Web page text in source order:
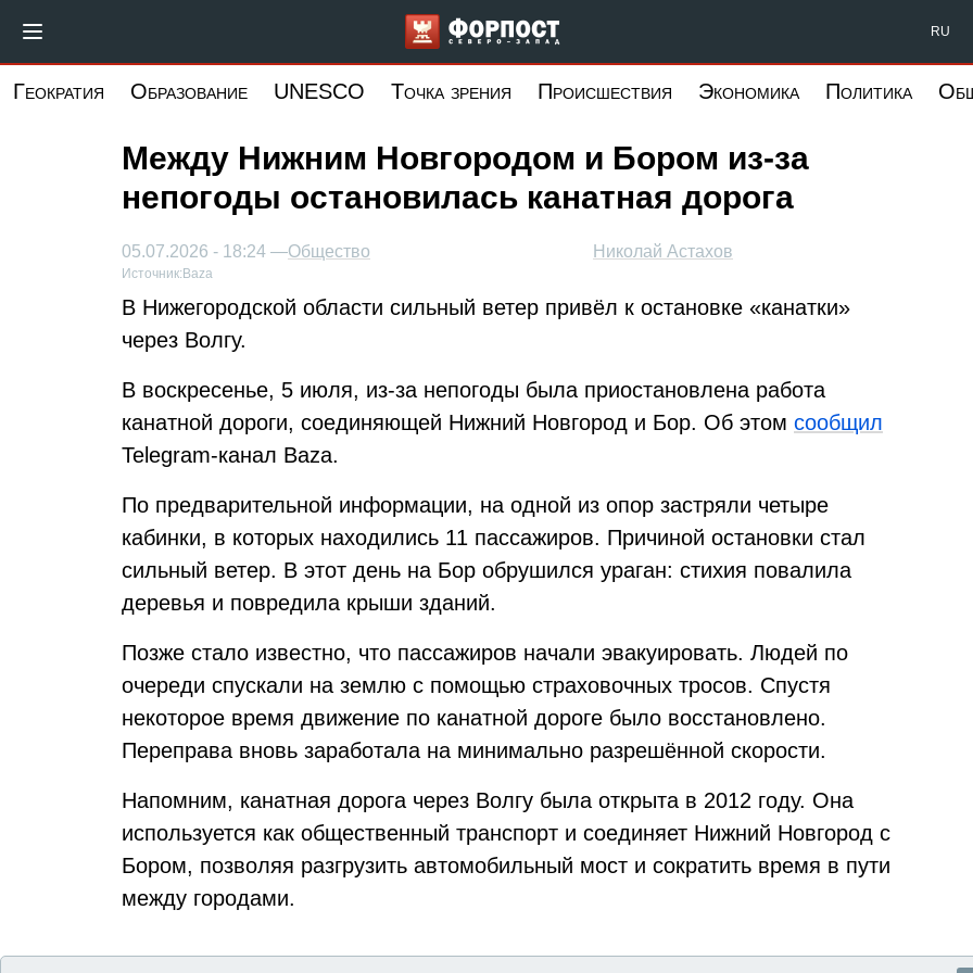
основному
Форпост Северо-Запад RU
Геократия Образование UNESCO Точка зрения Происшествия Экономика Политика
Между Нижним Новгородом и Бором из-за
непогоды остановилась канатная дорога
Николай Астахов
05.07.2026 - 18:24 —Общество
Источник: Baza
В Нижегородской области сильный ветер привёл к остановке «канатки»
через Волгу.
В воскресенье, 5 июля, из-за непогоды была приостановлена работа
канатной дороги, соединяющей Нижний Новгород и Бор. Об этом сообщил
Telegram-канал Baza.
По предварительной информации, на одной из опор застряли четыре
кабинки, в которых находились 11 пассажиров. Причиной остановки стал
сильный ветер. В этот день на Бор обрушился ураган: стихия повалила
деревья и повредила крыши зданий.
Позже стало известно, что пассажиров начали эвакуировать. Людей по
очереди спускали на землю с помощью страховочных тросов. Спустя
некоторое время движение по канатной дороге было восстановлено.
Переправа вновь заработала на минимально разрешённой скорости.
Напомним, канатная дорога через Волгу была открыта в 2012 году. Она
используется как общественный транспорт и соединяет Нижний Новгород с
Бором, позволяя разгрузить автомобильный мост и сократить время в пути
между городами.